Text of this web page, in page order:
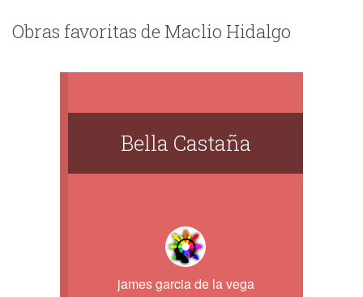
Obras favoritas de Maclio Hidalgo
Bella Castaña
james garcia de la vega